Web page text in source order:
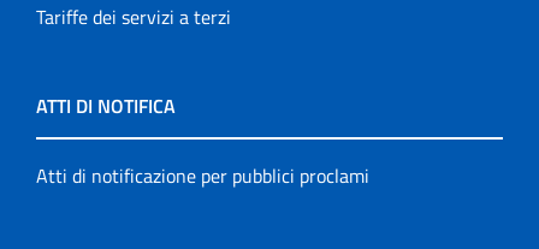
Tariffe dei servizi a terzi
ATTI DI NOTIFICA
Atti di notificazione per pubblici proclami